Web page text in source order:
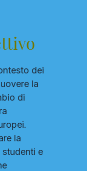
dei
la
di
la
e